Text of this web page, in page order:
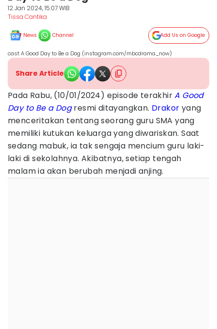
12 Jan 2024, 15:07 WIB
Tissa Cantika
News Channel Add Us on Google
cast A Good Day to Be a Dog (instagram.com/mbcdrama_now)
Share Article
Pada Rabu, (10/01/2024) episode terakhirA Good
Day to Be a Dog resmi ditayangkan. Drakor yang
menceritakan tentang seorang guru SMA yang
memiliki kutukan keluarga yang diwariskan. Saat
sedang mabuk, ia tak sengaja mencium guru laki-
laki di sekolahnya. Akibatnya, setiap tengah
malam ia akan berubah menjadi anjing.